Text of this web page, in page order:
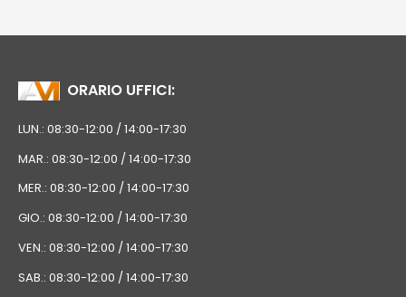
ORARIO UFFICI:
LUN.: 08:30-12:00 / 14:00-17:30
MAR.: 08:30-12:00 / 14:00-17:30
MER.: 08:30-12:00 / 14:00-17:30
GIO.: 08:30-12:00 / 14:00-17:30
VEN.: 08:30-12:00 / 14:00-17:30
SAB.: 08:30-12:00 / 14:00-17:30